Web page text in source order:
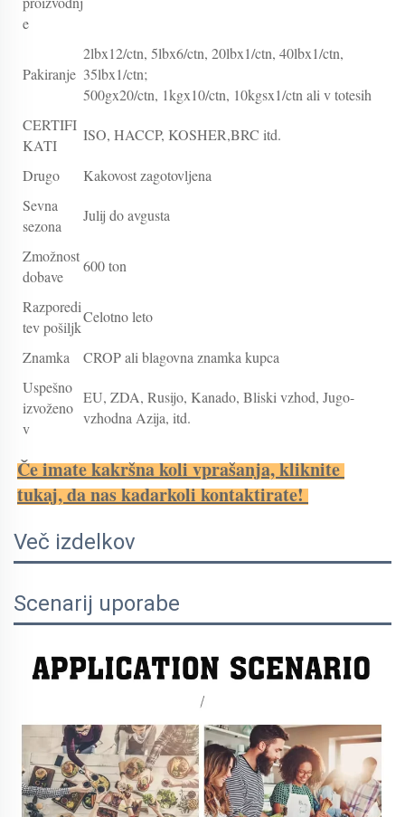
e
Pakiranje
2lbx12/ctn, 5lbx6/ctn, 20lbx1/ctn, 40lbx1/ctn,
35lbx1/ctn;
500gx20/ctn, 1kgx10/ctn, 10kgsx1/ctn ali v totesih
CERTIFI
KATI
ISO, HACCP, KOSHER,BRC itd.
Drugo
Kakovost zagotovljena
Sevna
sezona
Julij do avgusta
Zmožnost
dobave
600 ton
Razporedi
tev pošiljk
Celotno leto
Znamka
CROP ali blagovna znamka kupca
Uspešno
izvoženo
v
EU, ZDA, Rusijo, Kanado, Bliski vzhod, Jugo-
vzhodna Azija, itd.
Če imate kakršna koli vprašanja, kliknite
tukaj, da nas kadarkoli kontaktirate!
Več izdelkov
Scenarij uporabe